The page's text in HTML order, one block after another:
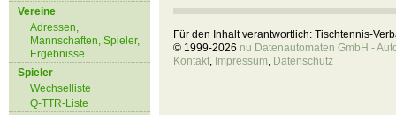
Vereine
Adressen,
Mannschaften, Spieler,
Ergebnisse
Spieler
Wechselliste
Q-TTR-Liste
Für den Inhalt verantwortlich: Tischtennis-
© 1999-2026 nu Datenautomaten GmbH -
Kontakt, Impressum, Datenschutz